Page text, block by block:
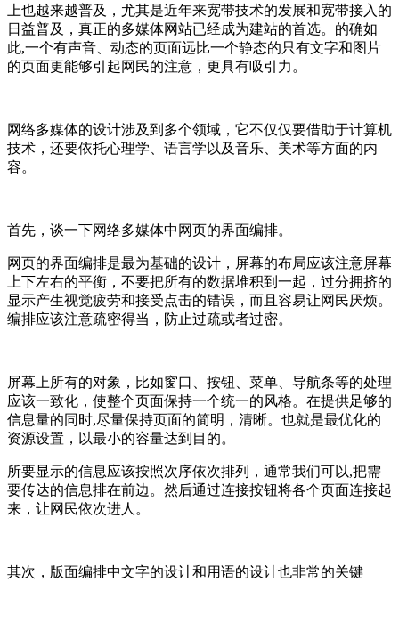
上也越来越普及，尤其是近年来宽带技术的发展和宽带接入的
日益普及，真正的多媒体网站已经成为建站的首选。的确如
此,一个有声音、动态的页面远比一个静态的只有文字和图片
的页面更能够引起网民的注意，更具有吸引力。
网络多媒体的设计涉及到多个领域，它不仅仅要借助于计算机
技术，还要依托心理学、语言学以及音乐、美术等方面的内
容。
首先，谈一下网络多媒体中网页的界面编排。
网页的界面编排是最为基础的设计，屏幕的布局应该注意屏幕
上下左右的平衡，不要把所有的数据堆积到一起，过分拥挤的
显示产生视觉疲劳和接受点击的错误，而且容易让网民厌烦。
编排应该注意疏密得当，防止过疏或者过密。
屏幕上所有的对象，比如窗口、按钮、菜单、导航条等的处理
应该一致化，使整个页面保持一个统一的风格。在提供足够的
信息量的同时,尽量保持页面的简明，清晰。也就是最优化的
资源设置，以最小的容量达到目的。
所要显示的信息应该按照次序依次排列，通常我们可以,把需
要传达的信息排在前边。然后通过连接按钮将各个页面连接起
来，让网民依次进人。
其次，版面编排中文字的设计和用语的设计也非常的关键